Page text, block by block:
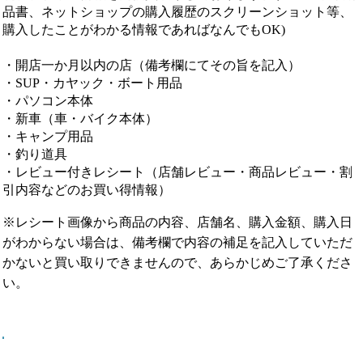
品書、ネットショップの購入履歴のスクリーンショット等、
購入したことがわかる情報であればなんでもOK)
・開店一か月以内の店（備考欄にてその旨を記入）
・SUP・カヤック・ボート用品
・パソコン本体
・新車（車・バイク本体）
・キャンプ用品
・釣り道具
・レビュー付きレシート（店舗レビュー・商品レビュー・割
引内容などのお買い得情報）
※レシート画像から商品の内容、店舗名、購入金額、購入日
がわからない場合は、備考欄で内容の補足を記入していただ
かないと買い取りできませんので、あらかじめご了承くださ
い。